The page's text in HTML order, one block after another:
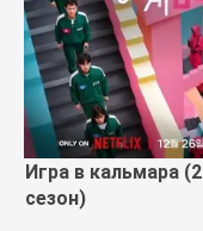
Игра в кальмара (2
сезон)